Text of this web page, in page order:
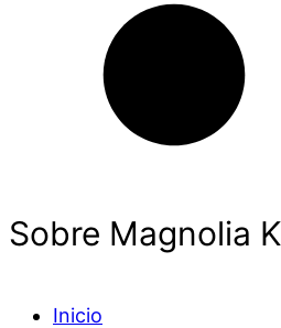
Sobre Magnolia
Inicio